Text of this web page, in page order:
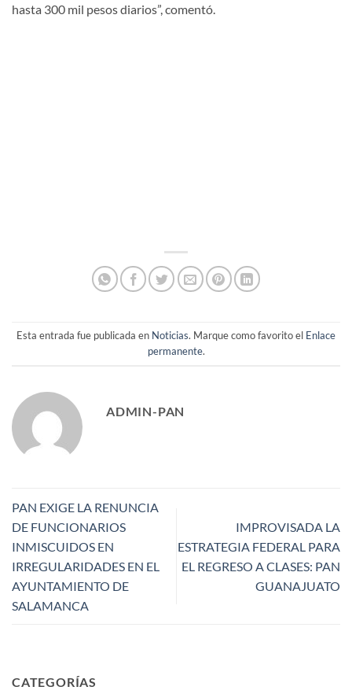
hasta 300 mil pesos diarios”, comentó.
Esta entrada fue publicada en Noticias. Marque como favorito el Enlace
permanente.
ADMIN-PAN
PAN EXIGE LA RENUNCIA
DE FUNCIONARIOS
INMISCUIDOS EN
IRREGULARIDADES EN EL
AYUNTAMIENTO DE
SALAMANCA
IMPROVISADA LA
ESTRATEGIA FEDERAL PARA
EL REGRESO A CLASES: PAN
GUANAJUATO
CATEGORÍAS